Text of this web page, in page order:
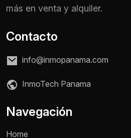
más en venta y alquiler.
Contacto
info@inmopanama.com
InmoTech Panama
Navegación
Home